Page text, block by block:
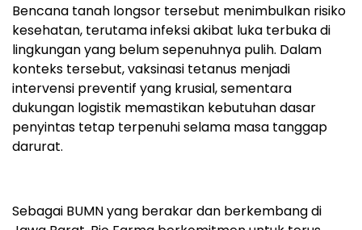
Bencana tanah longsor tersebut menimbulkan risiko
kesehatan, terutama infeksi akibat luka terbuka di
lingkungan yang belum sepenuhnya pulih. Dalam
konteks tersebut, vaksinasi tetanus menjadi
intervensi preventif yang krusial, sementara
dukungan logistik memastikan kebutuhan dasar
penyintas tetap terpenuhi selama masa tanggap
darurat.
Sebagai BUMN yang berakar dan berkembang di